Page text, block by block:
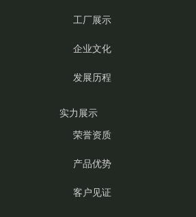
工厂展示
企业文化
发展历程
实力展示
荣誉资质
产品优势
客户见证